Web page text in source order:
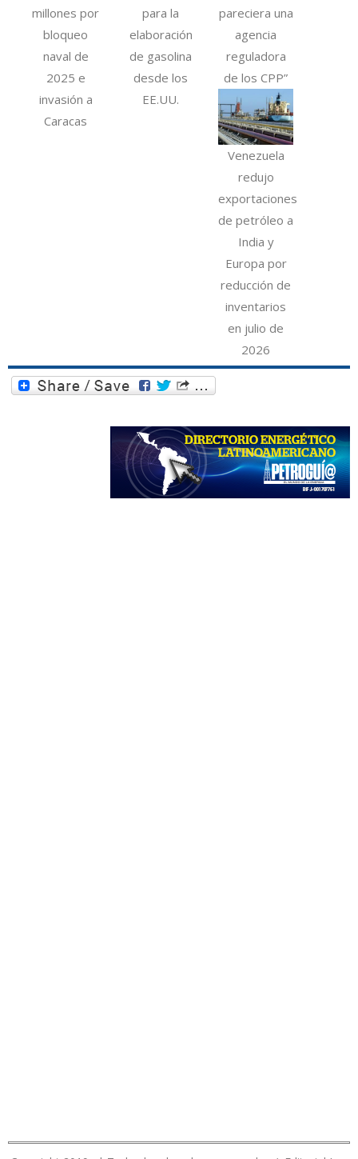
millones por
bloqueo
naval de
2025 e
invasión a
Caracas
para la
elaboración
de gasolina
desde los
EE.UU.
pareciera una
agencia
reguladora
de los CPP”
Venezuela
redujo
exportaciones
de petróleo a
India y
Europa por
reducción de
inventarios
en julio de
2026